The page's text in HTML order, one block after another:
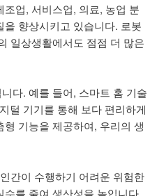
업, 서비스업, 의료, 농업 분
향상시키고 있습니다. 로봇
일상생활에서도 점점 더 많은
다. 예를 들어, 스마트 홈 기술
털 기기를 통해 보다 편리하게
기능을 제공하여, 우리의 생
간이 수행하기 어려운 위험한
를 줄여 생산성을 높입니다.